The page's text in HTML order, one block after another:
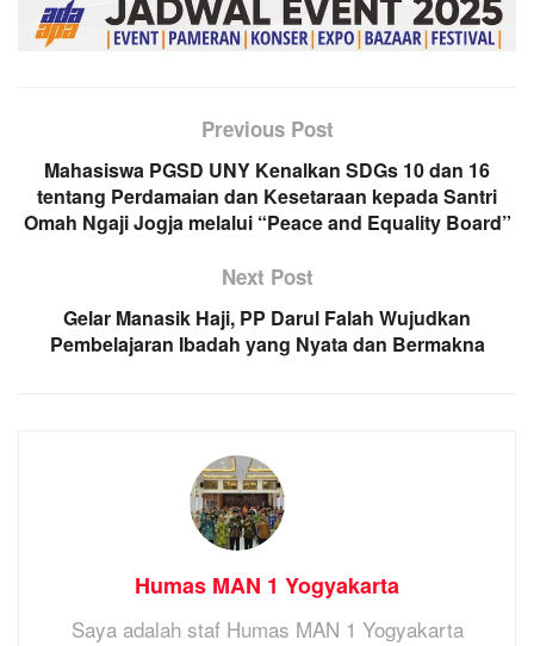
Previous Post
Mahasiswa PGSD UNY Kenalkan SDGs 10 dan 16
tentang Perdamaian dan Kesetaraan kepada Santri
Omah Ngaji Jogja melalui “Peace and Equality Board”
Next Post
Gelar Manasik Haji, PP Darul Falah Wujudkan
Pembelajaran Ibadah yang Nyata dan Bermakna
Humas MAN 1 Yogyakarta
Saya adalah staf Humas MAN 1 Yogyakarta